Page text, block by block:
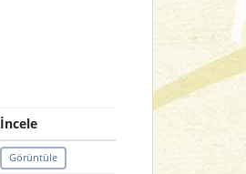
İncele
Görüntüle